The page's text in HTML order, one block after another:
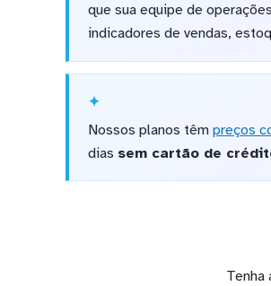
que sua equipe de
indicadores de vendas,
Nossos planos têm preços
dias sem cartão de
Tenha